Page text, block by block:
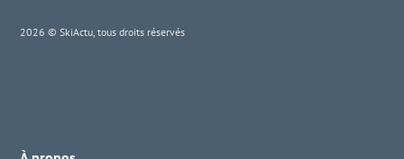
2026 © SkiActu, tous droits réservés